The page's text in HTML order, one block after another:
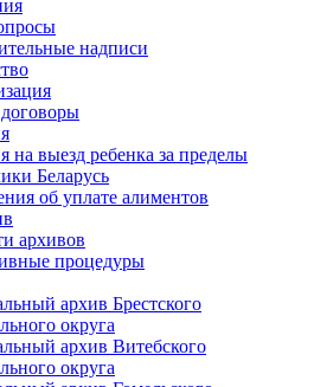
надписи
на выезд ребенка за пределы
Беларусь
об уплате алиментов
архивов
процедуры
архив Брестского
округа
архив Витебского
округа